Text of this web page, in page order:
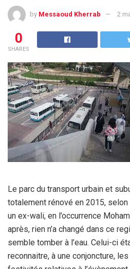
by Messaoud Kherrab 2
0
SHARES
Le parc du transport urbain et
totalement rénové en 2015,
un ex-wali, en l’occurrence
après, rien n’a changé dans ce
semble tomber à l’eau. Celui-ci
reconnaitre, à une conjoncture,